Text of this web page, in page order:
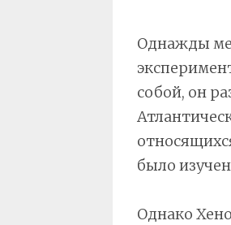
Однажды
собой, он
было
Однако